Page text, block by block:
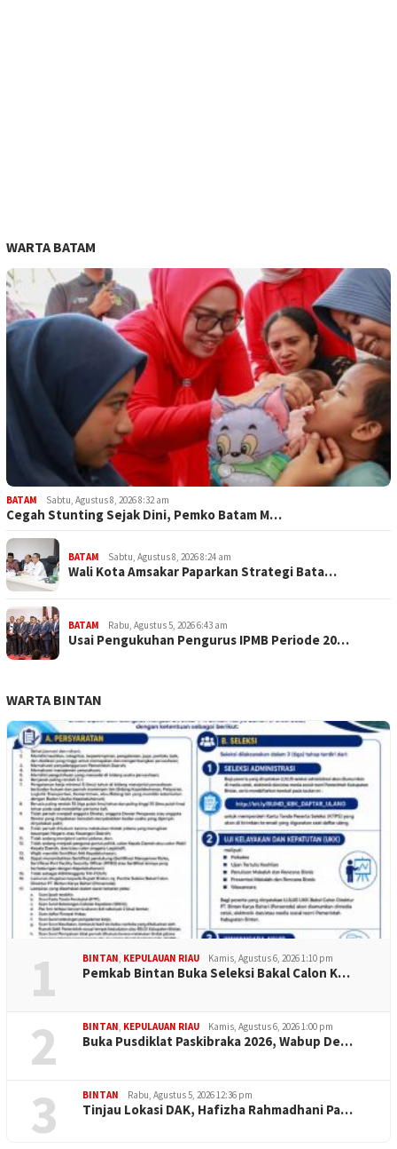
WARTA BATAM
BATAM Sabtu, Agustus 8, 2026 8:32 am
Cegah Stunting Sejak Dini, Pemko Batam M…
BATAM Sabtu, Agustus 8, 2026 8:24 am
Wali Kota Amsakar Paparkan Strategi Bata…
BATAM Rabu, Agustus 5, 2026 6:43 am
Usai Pengukuhan Pengurus IPMB Periode 20…
WARTA BINTAN
1 BINTAN, KEPULAUAN RIAU Kamis, Agustus 6, 2026 1:10 pm
Pemkab Bintan Buka Seleksi Bakal Calon K…
2 BINTAN, KEPULAUAN RIAU Kamis, Agustus 6, 2026 1:00 pm
Buka Pusdiklat Paskibraka 2026, Wabup De…
3 BINTAN Rabu, Agustus 5, 2026 12:36 pm
Tinjau Lokasi DAK, Hafizha Rahmadhani Pa…